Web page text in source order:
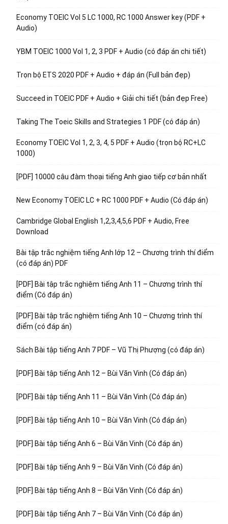
Economy TOEIC Vol 5 LC 1000, RC 1000 Answer key (PDF +
Audio)
YBM TOEIC 1000 Vol 1, 2, 3 PDF + Audio (có đáp án chi tiết)
Trọn bộ ETS 2020 PDF + Audio + đáp án (Full bản đẹp)
Succeed in TOEIC PDF + Audio + Giải chi tiết (bản đẹp Free)
Taking The Toeic Skills and Strategies 1 PDF (có đáp án)
Economy TOEIC Vol 1, 2, 3, 4, 5 PDF + Audio (trọn bộ RC+LC
1000)
[PDF] 10000 câu đàm thoại tiếng Anh giao tiếp cơ bản nhất
New Economy TOEIC LC + RC 1000 PDF + Audio (Có đáp án)
Cambridge Global English 1,2,3,4,5,6 PDF + Audio, Free
Download
Bài tập trắc nghiệm tiếng Anh lớp 12 – Chương trình thí điểm
(có đáp án) PDF
[PDF] Bài tập trắc nghiệm tiếng Anh 11 – Chương trình thí
điểm (Có đáp án)
[PDF] Bài tập trắc nghiệm tiếng Anh 10 – Chương trình thí
điểm (có đáp án)
Sách Bài tập tiếng Anh 7 PDF – Vũ Thị Phượng (có đáp án)
[PDF] Bài tập tiếng Anh 12 – Bùi Văn Vinh (Có đáp án)
[PDF] Bài tập tiếng Anh 11 – Bùi Văn Vinh (Có đáp án)
[PDF] Bài tập tiếng Anh 10 – Bùi Văn Vinh (Có đáp án)
[PDF] Bài tập tiếng Anh 6 – Bùi Văn Vinh (Có đáp án)
[PDF] Bài tập tiếng Anh 9 – Bùi Văn Vinh (Có đáp án)
[PDF] Bài tập tiếng Anh 8 – Bùi Văn Vinh (Có đáp án)
[PDF] Bài tập tiếng Anh 7 – Bùi Văn Vinh (Có đáp án)